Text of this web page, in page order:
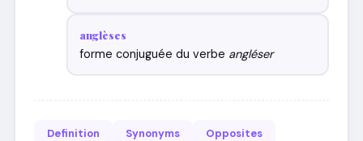
anglèses
forme conjuguée du verbe angléser
Definition Synonyms
Opposites